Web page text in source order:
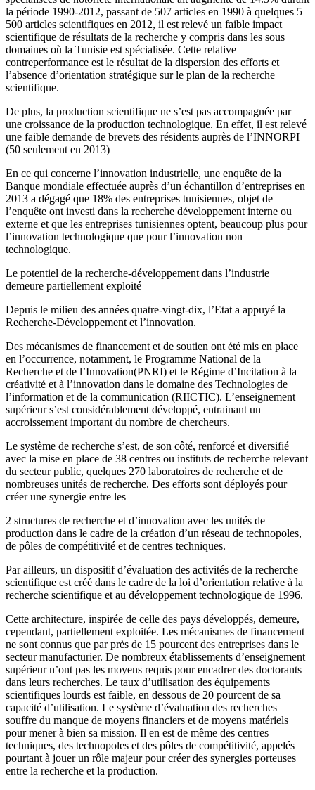
la période 1990-2012, passant de 507 articles en 1990 à quelques 5
500 articles scientifiques en 2012, il est relevé un faible impact
scientifique de résultats de la recherche y compris dans les sous
domaines où la Tunisie est spécialisée. Cette relative
contreperformance est le résultat de la dispersion des efforts et
l’absence d’orientation stratégique sur le plan de la recherche
scientifique.
De plus, la production scientifique ne s’est pas accompagnée par
une croissance de la production technologique. En effet, il est relevé
une faible demande de brevets des résidents auprès de l’INNORPI
(50 seulement en 2013)
En ce qui concerne l’innovation industrielle, une enquête de la
Banque mondiale effectuée auprès d’un échantillon d’entreprises en
2013 a dégagé que 18% des entreprises tunisiennes, objet de
l’enquête ont investi dans la recherche développement interne ou
externe et que les entreprises tunisiennes optent, beaucoup plus pour
l’innovation technologique que pour l’innovation non
technologique.
Le potentiel de la recherche-développement dans l’industrie
demeure partiellement exploité
Depuis le milieu des années quatre-vingt-dix, l’Etat a appuyé la
Recherche-Développement et l’innovation.
Des mécanismes de financement et de soutien ont été mis en place
en l’occurrence, notamment, le Programme National de la
Recherche et de l’Innovation(PNRI) et le Régime d’Incitation à la
créativité et à l’innovation dans le domaine des Technologies de
l’information et de la communication (RIICTIC). L’enseignement
supérieur s’est considérablement développé, entrainant un
accroissement important du nombre de chercheurs.
Le système de recherche s’est, de son côté, renforcé et diversifié
avec la mise en place de 38 centres ou instituts de recherche relevant
du secteur public, quelques 270 laboratoires de recherche et de
nombreuses unités de recherche. Des efforts sont déployés pour
créer une synergie entre les
2 structures de recherche et d’innovation avec les unités de
production dans le cadre de la création d’un réseau de technopoles,
de pôles de compétitivité et de centres techniques.
Par ailleurs, un dispositif d’évaluation des activités de la recherche
scientifique est créé dans le cadre de la loi d’orientation relative à la
recherche scientifique et au développement technologique de 1996.
Cette architecture, inspirée de celle des pays développés, demeure,
cependant, partiellement exploitée. Les mécanismes de financement
ne sont connus que par près de 15 pourcent des entreprises dans le
secteur manufacturier. De nombreux établissements d’enseignement
supérieur n’ont pas les moyens requis pour encadrer des doctorants
dans leurs recherches. Le taux d’utilisation des équipements
scientifiques lourds est faible, en dessous de 20 pourcent de sa
capacité d’utilisation. Le système d’évaluation des recherches
souffre du manque de moyens financiers et de moyens matériels
pour mener à bien sa mission. Il en est de même des centres
techniques, des technopoles et des pôles de compétitivité, appelés
pourtant à jouer un rôle majeur pour créer des synergies porteuses
entre la recherche et la production.